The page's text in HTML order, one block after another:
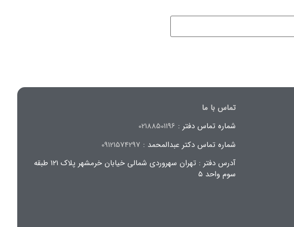
تماس با ما
شماره تماس دفتر : 02188501196
شماره تماس دکتر عبدالمحمد : 09121574297
آدرس دفتر : تهران سهروردی شمالی خیابان خرمشهر پلاک ۱۲۱ طبقه
سوم واحد ۵